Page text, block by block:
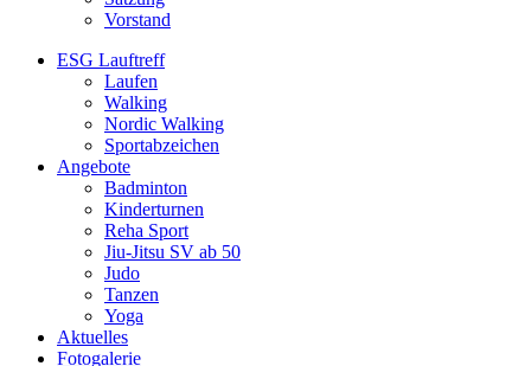
Vorstand
ESG Lauftreff
Laufen
Walking
Nordic Walking
Sportabzeichen
Angebote
Badminton
Kinderturnen
Reha Sport
Jiu-Jitsu SV ab 50
Judo
Tanzen
Yoga
Aktuelles
Fotogalerie